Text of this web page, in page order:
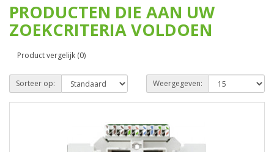
PRODUCTEN DIE AAN UW
ZOEKCRITERIA VOLDOEN
Product vergelijk (0)
Sorteer op: Weergegeven: